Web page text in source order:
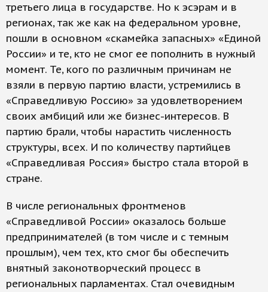
третьего лица в государстве. Но к эсэрам и в
регионах, так же как на федеральном уровне,
пошли в основном «скамейка запасных» «Единой
России» и те, кто не смог ее пополнить в нужный
момент. Те, кого по различным причинам не
взяли в первую партию власти, устремились в
«Справедливую Россию» за удовлетворением
своих амбиций или же бизнес-интересов. В
партию брали, чтобы нарастить численность
структуры, всех. И по количеству партийцев
«Справедливая Россия» быстро стала второй в
стране.
В числе региональных фронтменов
«Справедливой России» оказалось больше
предпринимателей (в том числе и с темным
прошлым), чем тех, кто смог бы обеспечить
внятный законотворческий процесс в
региональных парламентах. Стал очевидным